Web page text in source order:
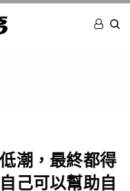
潮，最終都得
己可以幫助自